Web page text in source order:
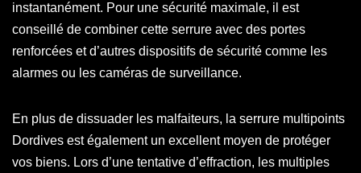
instantanément. Pour une sécurité maximale, il est
conseillé de combiner cette serrure avec des portes
renforcées et d’autres dispositifs de sécurité comme les
alarmes ou les caméras de surveillance.
En plus de dissuader les malfaiteurs, la serrure multipoints
Dordives est également un excellent moyen de protéger
vos biens. Lors d’une tentative d’effraction, les multiples